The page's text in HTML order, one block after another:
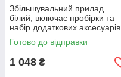
Збільшувальний прилад
білий, включає пробірки та
набір додаткових аксесуарів
GoodPlace -worry-free-
shopping-
Готово до відправки
1 048 ₴